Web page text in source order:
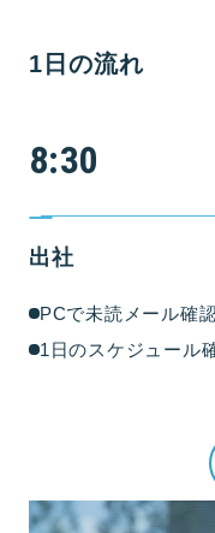
1日の流れ
8:30
出社
PCで未読メール確
1日のスケジュール